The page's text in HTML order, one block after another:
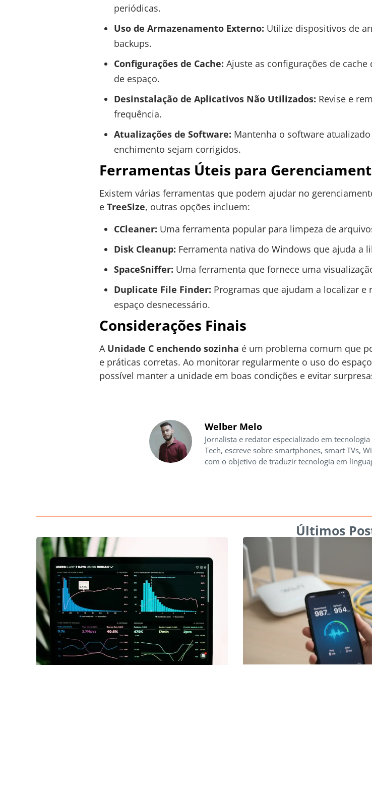
periódicas.
Uso de Armazenamento Externo: Utilize dispositivos de
backups.
Configurações de Cache: Ajuste as configurações de
de espaço.
Desinstalação de Aplicativos Não Utilizados: Revise e
frequência.
Atualizações de Software: Mantenha o software
enchimento sejam corrigidos.
Ferramentas Úteis para
Existem várias ferramentas que podem ajudar no
e TreeSize, outras opções incluem:
CCleaner: Uma ferramenta popular para limpeza de
Disk Cleanup: Ferramenta nativa do Windows que ajuda a
SpaceSniffer: Uma ferramenta que fornece uma
Duplicate File Finder: Programas que ajudam a localizar
espaço desnecessário.
Considerações Finais
A Unidade C enchendo sozinha é um problema comum que
e práticas corretas. Ao monitorar regularmente o uso do
possível manter a unidade em boas condições e evitar
Welber Melo
Jornalista e redator especializado em
Tech, escreve sobre smartphones, smart TVs,
com o objetivo de traduzir tecnologia em
Últimos